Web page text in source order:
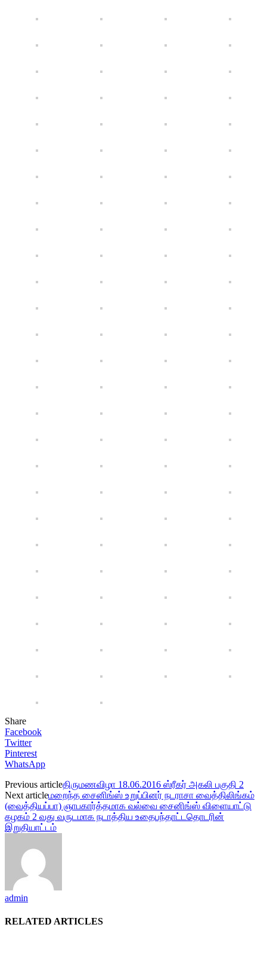
Share
Facebook
Twitter
Pinterest
WhatsApp
Previous articleதிருமணவிழா 18.06.2016 ஸ்ரீகர் அகலி பகுதி 2
Next articleமறைந்த சைனிங்ஸ் உறுப்பினர் நடராசா வைத்திலிங்கம்
(வைத்தியப்பா) ஞாபகார்த்தமாக வல்வை சைனிங்ஸ் விளையாட்டு
கழகம் 2 வது வருடமாக நடாத்திய உதைபந்தாட்டதொடரின்
இறுதியாட்டம்
admin
RELATED ARTICLES